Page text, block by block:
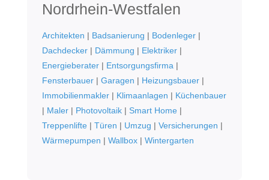
Nordrhein-Westfalen
Architekten | Badsanierung | Bodenleger|
Dachdecker| Dämmung | Elektriker|
Energieberater| Entsorgungsfirma|
Fensterbauer| Garagen | Heizungsbauer|
Immobilienmakler| Klimaanlagen | Küchenbauer
| Maler| Photovoltaik| Smart Home|
Treppenlifte| Türen | Umzug | Versicherungen |
Wärmepumpen | Wallbox| Wintergarten